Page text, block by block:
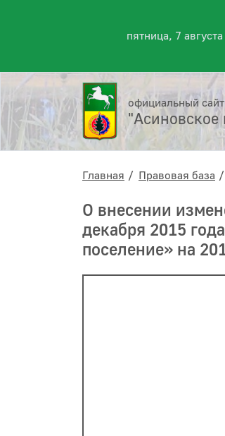
пятница, 7
официальный
"Асиновское
Главная Правовая база
О внесении
декабря 2015
поселение» на